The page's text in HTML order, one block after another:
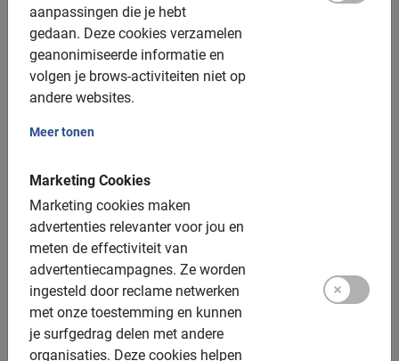
aanpassingen die je hebt
gedaan. Deze cookies verzamelen
geanonimiseerde informatie en
volgen je brows-activiteiten niet op
andere websites.
Meer tonen
Marketing Cookies
Marketing cookies maken
advertenties relevanter voor jou en
meten de effectiviteit van
advertentiecampagnes. Ze worden
ingesteld door reclame netwerken
met onze toestemming en kunnen
je surfgedrag delen met andere
organisaties. Deze cookies helpen
Rudolf Weber
13 oktober 2025
Nederlandse gidsen in Palma de Mallorca
Veilig, informatief en sportief
De beste tours sinds 2005
Boek je tour veilig online
Ontdek ons aanbod intours in Palma de Mallorca
hieronder en klik op de link voor meer informatie en het